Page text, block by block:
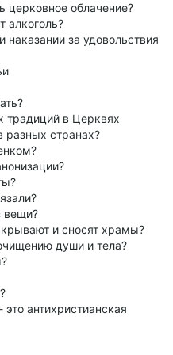
облачение?
алкоголь?
наказании за удовольствия
традиций в Церквях
разных странах?
вещи?
и сносят храмы?
души и тела?
антихристианская